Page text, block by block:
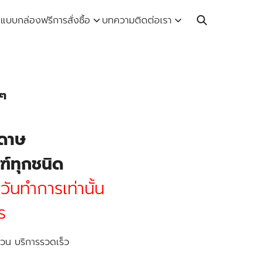
แบบกล่องฟรีการสั่งซื้อ บทความติดต่อเรา
าษ
ทุกชนิด
ทำการเท่านั้น
บริการรวดเร็ว